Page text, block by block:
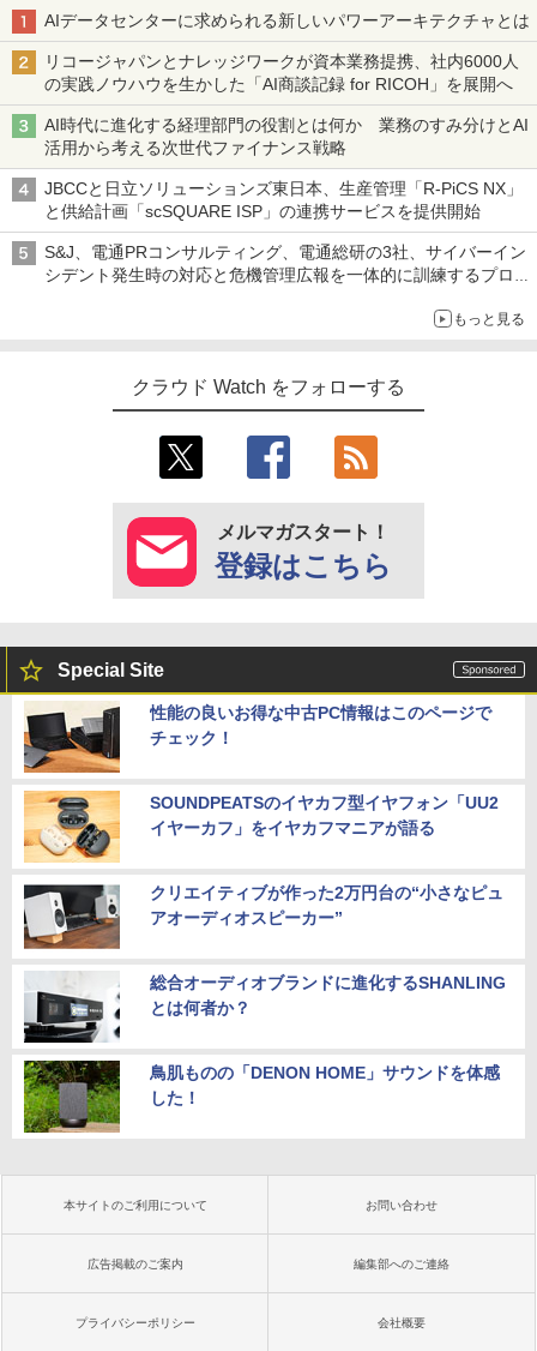
AIデータセンターに求められる新しいパワーアーキテクチャとは
リコージャパンとナレッジワークが資本業務提携、社内6000人
の実践ノウハウを生かした「AI商談記録 for RICOH」を展開へ
AI時代に進化する経理部門の役割とは何か 業務のすみ分けとAI
活用から考える次世代ファイナンス戦略
JBCCと日立ソリューションズ東日本、生産管理「R-PiCS NX」
と供給計画「scSQUARE ISP」の連携サービスを提供開始
S&J、電通PRコンサルティング、電通総研の3社、サイバーイン
シデント発生時の対応と危機管理広報を一体的に訓練するプログ
もっと見る
クラウド Watch をフォローする
メルマガスタート！
登録はこちら
Special Site
性能の良いお得な中古PC情報はこのページで
チェック！
SOUNDPEATSのイヤカフ型イヤフォン「UU2
イヤーカフ」をイヤカフマニアが語る
クリエイティブが作った2万円台の“小さなピュ
アオーディオスピーカー”
総合オーディオブランドに進化するSHANLING
とは何者か？
鳥肌ものの「DENON HOME」サウンドを体感
した！
本サイトのご利用について お問い合わせ
広告掲載のご案内 編集部へのご連絡
プライバシーポリシー 会社概要